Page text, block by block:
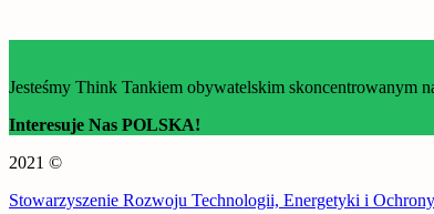
Jesteśmy Think Tankiem obywatelskim skoncentrowanym
Interesuje Nas POLSKA!
2021 ©
Stowarzyszenie Rozwoju Technologii, Energetyki i